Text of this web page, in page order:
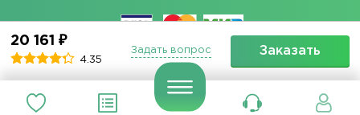
20 161 ₽
4.35
Заказать
Задать вопрос